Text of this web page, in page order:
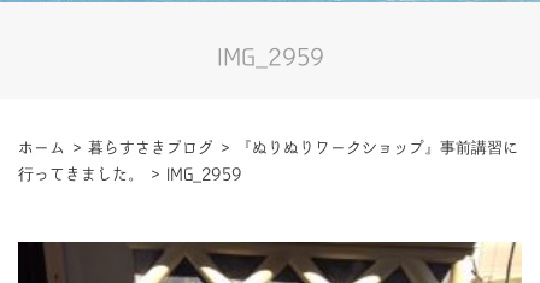
IMG_2959
ホーム > 暮らすさきブログ >
『ぬりぬりワークショップ』事前講習に
行ってきました。
> IMG_2959